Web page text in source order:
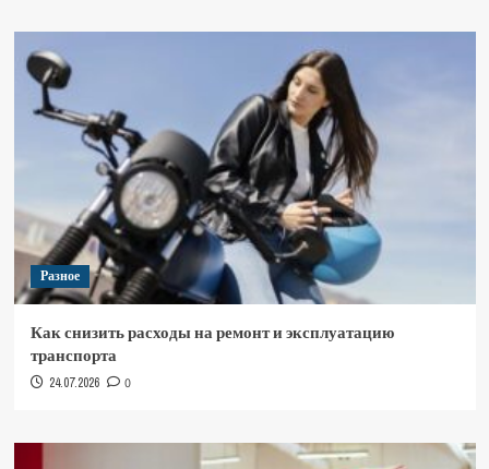
Разное
Как снизить расходы на ремонт и эксплуатацию
транспорта
24.07.2026 0